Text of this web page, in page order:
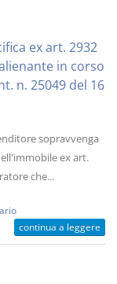
ex art. 2932
in corso
n. 25049 del 16
sopravvenga
ex art.
che...
continua a leggere